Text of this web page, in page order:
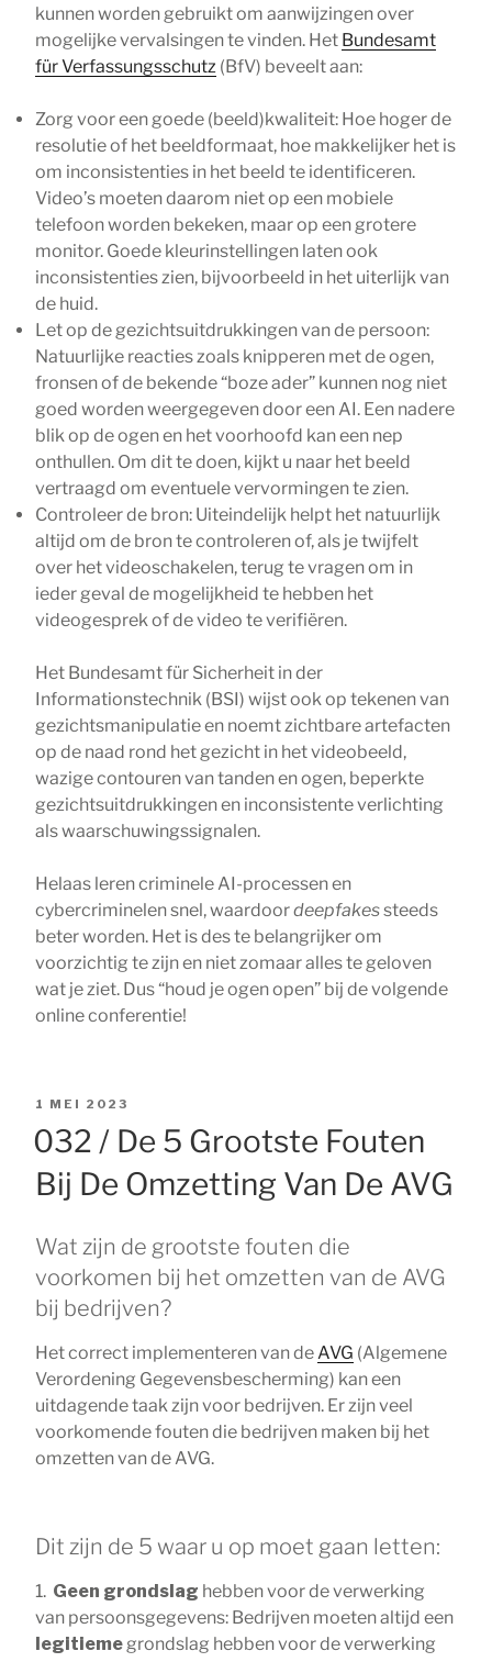
kunnen worden gebruikt om aanwijzingen over
mogelijke vervalsingen te vinden. Het Bundesamt
für Verfassungsschutz (BfV) beveelt aan:
Zorg voor een goede (beeld)kwaliteit: Hoe hoger de
resolutie of het beeldformaat, hoe makkelijker het is
om inconsistenties in het beeld te identificeren.
Video’s moeten daarom niet op een mobiele
telefoon worden bekeken, maar op een grotere
monitor. Goede kleurinstellingen laten ook
inconsistenties zien, bijvoorbeeld in het uiterlijk van
de huid.
Let op de gezichtsuitdrukkingen van de persoon:
Natuurlijke reacties zoals knipperen met de ogen,
fronsen of de bekende “boze ader” kunnen nog niet
goed worden weergegeven door een AI. Een nadere
blik op de ogen en het voorhoofd kan een nep
onthullen. Om dit te doen, kijkt u naar het beeld
vertraagd om eventuele vervormingen te zien.
Controleer de bron: Uiteindelijk helpt het natuurlijk
altijd om de bron te controleren of, als je twijfelt
over het videoschakelen, terug te vragen om in
ieder geval de mogelijkheid te hebben het
videogesprek of de video te verifiëren.
Het Bundesamt für Sicherheit in der
Informationstechnik (BSI) wijst ook op tekenen van
gezichtsmanipulatie en noemt zichtbare artefacten
op de naad rond het gezicht in het videobeeld,
wazige contouren van tanden en ogen, beperkte
gezichtsuitdrukkingen en inconsistente verlichting
als waarschuwingssignalen.
Helaas leren criminele AI-processen en
cybercriminelen snel, waardoordeepfakessteeds
beter worden. Het is des te belangrijker om
voorzichtig te zijn en niet zomaar alles te geloven
wat je ziet. Dus “houd je ogen open” bij de volgende
online conferentie!
GEPLAATST
OP
1 MEI 2023
032 / De 5 Grootste Fouten
Bij De Omzetting Van De AVG
Wat zijn de grootste fouten die
voorkomen bij het omzetten van de AVG
bij bedrijven?
Het correct implementeren van deAVG (Algemene
Verordening Gegevensbescherming) kan een
uitdagende taak zijn voor bedrijven. Er zijn veel
voorkomende fouten die bedrijven maken bij het
omzetten van de AVG.
Dit zijn de 5 waar u op moet gaan letten:
1. Geen grondslag hebben voor de verwerking
van persoonsgegevens: Bedrijven moeten altijd een
legitiemegrondslag hebben voor de verwerking